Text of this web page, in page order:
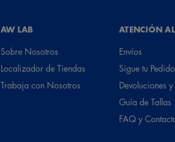
AW LAB
Sobre Nosotros
Localizador de Tiendas
Trabaja con Nosotros
ATENCIÓN
Envíos
Sigue tu Pedido
Devoluciones
Guía de Tallas
FAQ y